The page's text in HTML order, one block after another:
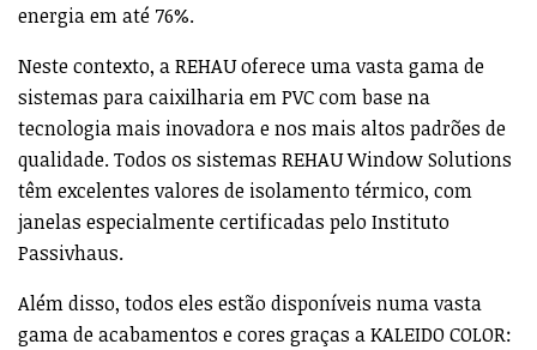
energia em até 76%.
Neste contexto, a REHAU oferece uma vasta gama de
sistemas para caixilharia em PVC com base na
tecnologia mais inovadora e nos mais altos padrões de
qualidade. Todos os sistemas REHAU Window Solutions
têm excelentes valores de isolamento térmico, com
janelas especialmente certificadas pelo Instituto
Passivhaus.
Além disso, todos eles estão disponíveis numa vasta
gama de acabamentos e cores graças a KALEIDO COLOR: